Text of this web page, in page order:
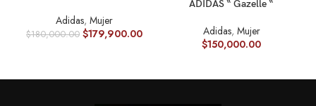
Adidas, Mujer
$180,000.00 $179,900.00
ADIDAS “ Gazelle “
Adidas, Mujer
$150,000.00